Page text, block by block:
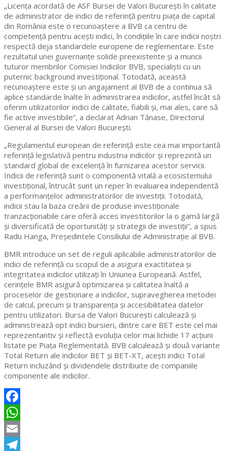
„Licența acordată de ASF Bursei de Valori București în calitate
de administrator de indici de referință pentru piața de capital
din România este o recunoaștere a BVB ca centru de
competență pentru acești indici, în condițiile în care indicii noștri
respectă deja standardele europene de reglementare. Este
rezultatul unei guvernanțe solide preexistente și a muncii
tuturor membrilor Comisiei Indicilor BVB, specialiști cu un
puternic background investițional. Totodată, această
recunoaștere este și un angajament al BVB de a continua să
aplice standarde înalte în administrarea indicilor, astfel încât să
oferim utilizatorilor indici de calitate, fiabili și, mai ales, care să
fie active investibile”, a declarat Adrian Tănase, Directorul
General al Bursei de Valori București.
„Regulamentul european de referință este cea mai importantă
referință legislativă pentru industria indicilor și reprezintă un
standard global de excelență în furnizarea acestor servicii.
Indicii de referință sunt o componentă vitală a ecosistemului
investițional, întrucât sunt un reper în evaluarea independentă
a performanțelor administratorilor de investiții. Totodată,
indicii stau la baza creării de produse investiționale
tranzacționabile care oferă acces investitorilor la o gamă largă
și diversificată de oportunități și strategii de investiții”, a spus
Radu Hanga, Președintele Consiliului de Administrație al BVB.
BMR introduce un set de reguli aplicabile administratorilor de
indici de referință cu scopul de a asigura exactitatea și
integritatea indicilor utilizați în Uniunea Europeană. Astfel,
cerințele BMR asigură optimizarea și calitatea înaltă a
proceselor de gestionare a indicilor, supravegherea metodei
de calcul, precum și transparența și accesibilitatea datelor
pentru utilizatori. Bursa de Valori București calculează și
administrează opt indici bursieri, dintre care BET este cel mai
reprezentantiv și reflectă evoluția celor mai lichide 17 acțiuni
listate pe Piața Reglementată. BVB calculează și două variante
Total Return ale indicilor BET și BET-XT, acești indici Total
Return incluzând și dividendele distribuite de companiile
componente ale indicilor.
Facebook
WhatsApp
Email